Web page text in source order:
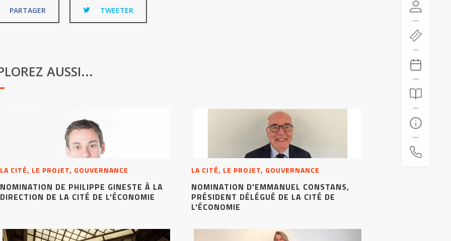
PARTAGER TWEETER
AUSSI...
LA CITÉ, LE PROJET, GOUVERNANCE
NOMINATION DE PHILIPPE GINESTE À LA
DIRECTION DE LA CITÉ DE L'ÉCONOMIE
LA CITÉ, LE PROJET, GOUVERNANCE
NOMINATION D'EMMANUEL CONSTANS,
PRÉSIDENT DÉLÉGUÉ DE LA CITÉ DE
L'ÉCONOMIE